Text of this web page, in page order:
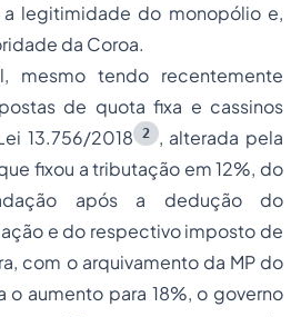
a legitimidade do monopólio e,
da Coroa.
mesmo tendo recentemente
de quota fixa e cassinos
13.756/2018 2 , alterada pela
fixou a tributação em 12%, do
após a dedução do
e do respectivo imposto de
com o arquivamento da MP do
o aumento para 18%, o governo